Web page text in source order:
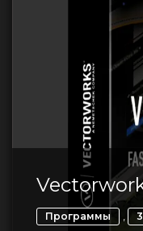
Программы ,